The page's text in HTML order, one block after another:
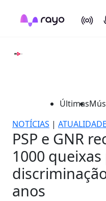
On Air
Últimas
NOTÍCIAS | ATUALIDADE
PSP e GNR
1000
anos